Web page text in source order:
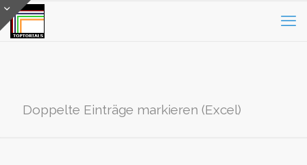
Doppelte Einträge markieren (Excel)